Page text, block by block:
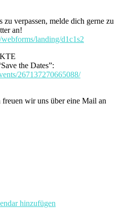
verpassen, melde dich gerne zu
an!
landing/d1c1s2
the Dates”:
267137270665088/
wir uns über eine Mail an
hinzufügen